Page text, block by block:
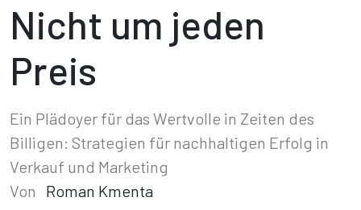
Nicht um jeden
Preis
Ein Plädoyer für das Wertvolle in Zeiten des
Billigen: Strategien für nachhaltigen Erfolg in
Verkauf und Marketing
Von
Roman Kmenta